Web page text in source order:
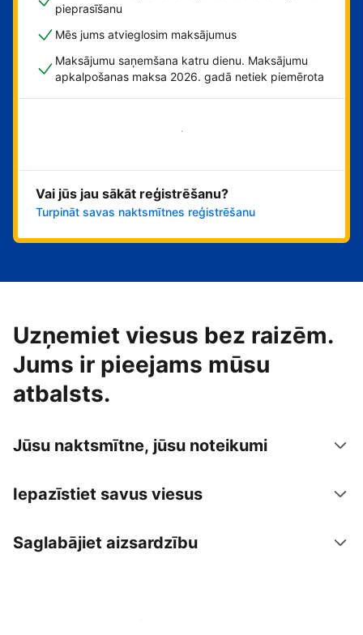
pieprasīšanu
Mēs jums atvieglosim maksājumus
Maksājumu saņemšana katru dienu. Maksājumu
apkalpošanas maksa 2026. gadā netiek piemērota
Sāciet tūlīt!
Vai jūs jau sākāt reģistrēšanu?
Turpināt savas naktsmītnes reģistrēšanu
Uzņemiet viesus bez raizēm.
Jums ir pieejams mūsu
atbalsts.
Jūsu naktsmītne, jūsu noteikumi
Iepazīstiet savus viesus
Saglabājiet aizsardzību
Izvietot piedāvājumu mūsu platformā